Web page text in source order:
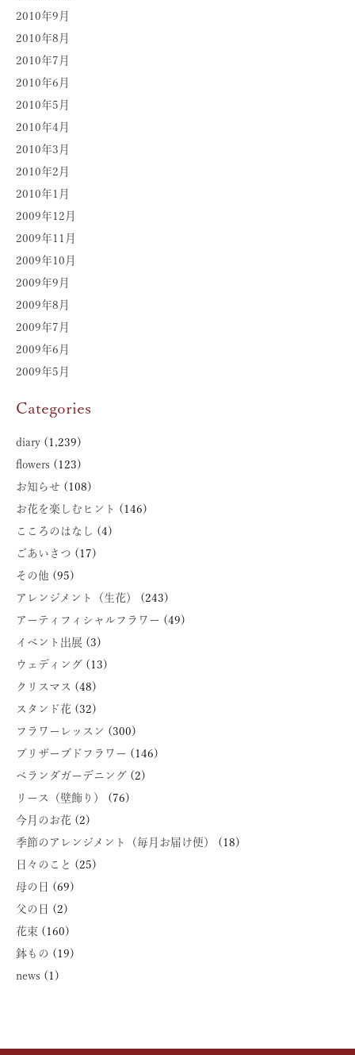
2010年9月
2010年8月
2010年7月
2010年6月
2010年5月
2010年4月
2010年3月
2010年2月
2010年1月
2009年12月
2009年11月
2009年10月
2009年9月
2009年8月
2009年7月
2009年6月
2009年5月
Categories
diary (1,239)
flowers (123)
お知らせ (108)
お花を楽しむヒント
(146)
こころのはなし (4)
ごあいさつ (17)
その他 (95)
アレンジメント（生花）
(243)
アーティフィシャルフラワー (49)
イベント出展 (3)
ウェディング (13)
クリスマス (48)
スタンド花 (32)
フラワーレッスン (300)
プリザーブドフラワー (146)
ベランダガーデニング (2)
リース（壁飾り）
(76)
今月のお花 (2)
季節のアレンジメント（毎月お届け便）
(18)
日々のこと
(25)
母の日 (69)
父の日 (2)
花束 (160)
鉢もの (19)
news (1)